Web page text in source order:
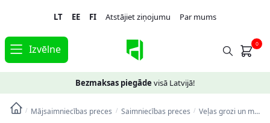
navigation
content
LT EE FI Atstājiet ziņojumu Par mums
Izvēlne 0
Bezmaksas piegāde visā Latvijā!
/ Mājsaimniecības preces / Saimniecības preces / Veļas grozi un mantu uzglabāšanas kastes